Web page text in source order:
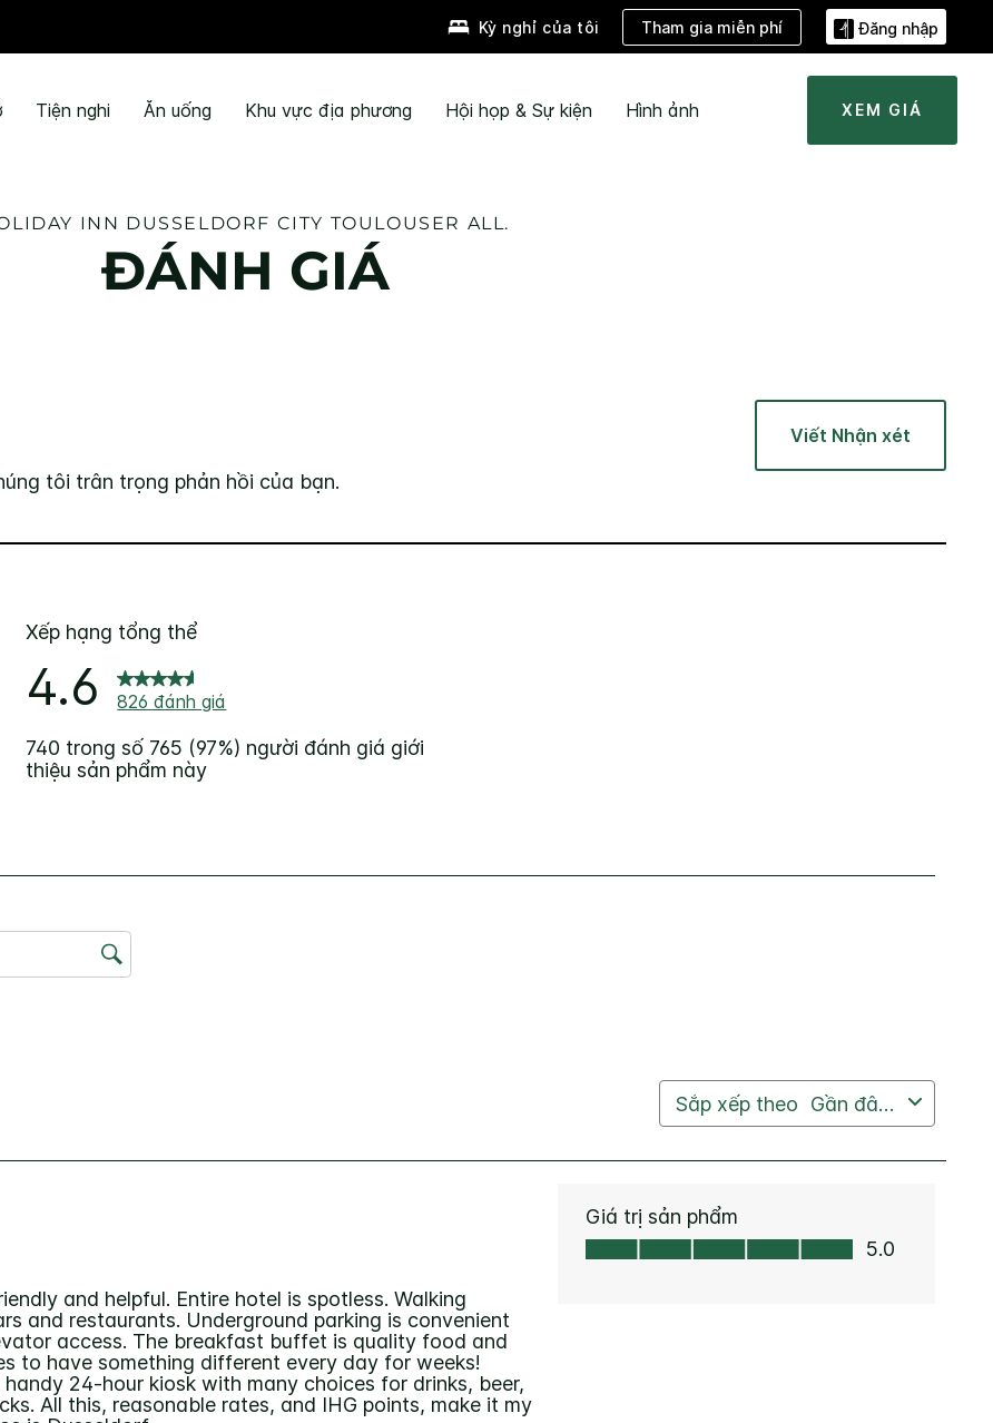
Kỳ nghỉ của tôi Tham gia miễn phí Đăng nhập
Tiện nghi Ăn uống Khu vực địa phương Hội họp & Sự kiện Hình ảnh XEM GIÁ
INN DUSSELDORF CITY TOULOUSER ALL.
ĐÁNH GIÁ
tôi trân trọng phản hồi của bạn.
Viết Nhận xét